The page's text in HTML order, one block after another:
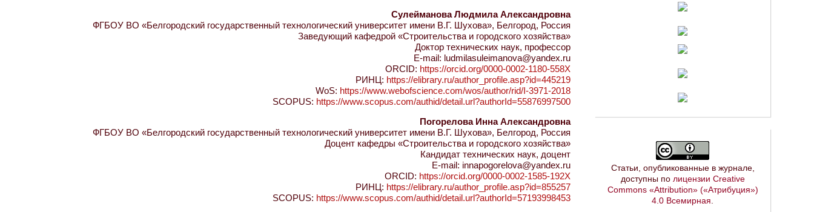
Сулейманова Людмила Александровна
ФГБОУ ВО «Белгородский государственный технологический университет имени В.Г. Шухова», Белгород, Россия
Заведующий кафедрой «Строительства и городского хозяйства»
Доктор технических наук, профессор
E-mail: ludmilasuleimanova@yandex.ru
ORCID: https://orcid.org/0000-0002-1180-558X
РИНЦ: https://elibrary.ru/author_profile.asp?id=445219
WoS: https://www.webofscience.com/wos/author/rid/I-3971-2018
SCOPUS: https://www.scopus.com/authid/detail.url?authorId=55876997500
Погорелова Инна Александровна
ФГБОУ ВО «Белгородский государственный технологический университет имени В.Г. Шухова», Белгород, Россия
Доцент кафедры «Строительства и городского хозяйства»
Кандидат технических наук, доцент
E-mail: innapogorelova@yandex.ru
ORCID: https://orcid.org/0000-0002-1585-192X
РИНЦ: https://elibrary.ru/author_profile.asp?id=855257
SCOPUS: https://www.scopus.com/authid/detail.url?authorId=57193998453
Статьи, опубликованные в журнале,
доступны по лицензии Creative
Commons «Attribution» («Атрибуция»)
4.0 Всемирная